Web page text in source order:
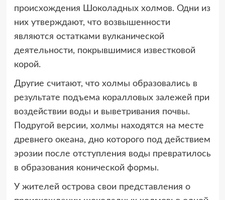
происхождения Шоколадных холмов. Одни из
них утверждают, что возвышенности
являются остатками вулканической
деятельности, покрывшимися известковой
корой.
Другие считают, что холмы образовались в
результате подъема коралловых залежей при
воздействии воды и выветривания почвы.
Подругой версии, холмы находятся на месте
древнего океана, дно которого под действием
эрозии после отступления воды превратилось
в образования конической формы.
У жителей острова свои представления о